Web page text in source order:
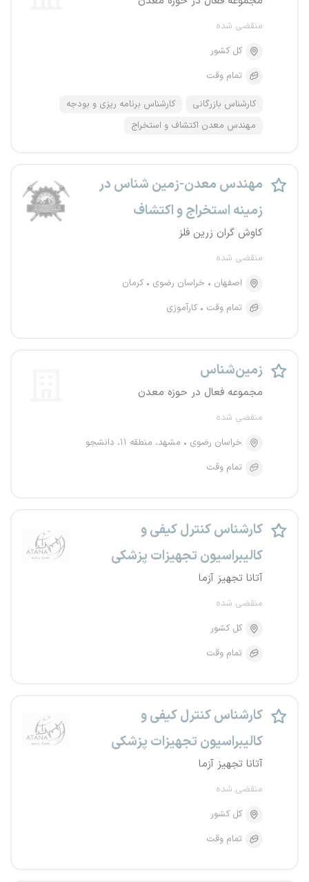
منقضی شده
کل کشور
تمام وقت
کارشناس بازرگانی
کارشناس برنامه ریزی و بودجه
مهندس معدن اکتشاف و استخراج
مهندس معدن-زمین شناس در
زمینه استخراج و اکتشاف
کاوش گران زرین فلز
منقضی شده
اصفهان
خراسان رضوی
کرمان
تمام وقت
کارآموزی
زمین‌شناس
مجموعه فعال در حوزه معدن
منقضی شده
خراسان رضوی
مشهد، منطقه ۱۱، دانشجو
تمام وقت
کارشناس کنترل کیفی و
کالیبراسیون تجهیزات پزشکی
آتانا تجهیز آزما
منقضی شده
کل کشور
تمام وقت
کارشناس کنترل کیفی و
کالیبراسیون تجهیزات پزشکی
آتانا تجهیز آزما
منقضی شده
کل کشور
تمام وقت